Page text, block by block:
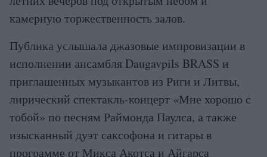
камерную торжественность залов.
Публика услышала джазовые импровизации в
исполнении ансамбля Daugavpils BRASS и
приглашенных музыкантов из Риги и Литвы,
лирический спектакль-концерт «Мне хорошо с
тобой» по песням Раймонда Паулса, а также
изысканный дуэт саксофона и гитары в
программе от Микса Акотса и Айгарса